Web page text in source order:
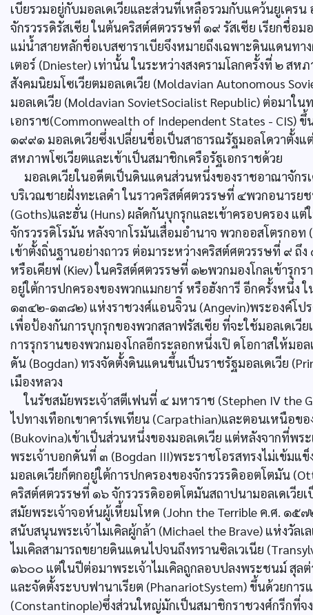
เบียรวมอยู่กับมอลเดเวียและส่วนที่เหลือรวมกับแคว้นยูเครน
จักรวรรดิรัสเซีย ในต้นคริสต์ศตวรรษที่ ๑๙ รัสเซีย เรียกชื่อ
แม่น้ำสายหลักชื่อเบสซาราเบียจึงหมายถึงเฉพาะดินแดนท
เตอร์ (Dniester) เท่านั้น ในระหว่างสงครามโลกครั้งที่ ๒ ส
สังคมนิยมโซเวียตมอลเดเวีย (Moldavian Autonomous
มอลเดเวีย (Moldavian SovietSocialist Republic) ต่อมาใ
เอกราช(Commonwealth of Independent States - CIS)
๑๙๙๑ มอลเดเวียซึ่งเปลี่ยนชื่อเป็นสาธารณรัฐมอลโดวาตั้
สหภาพโซเวียตและเข้าเป็นสมาชิกเครือรัฐเอกราชด้วย
มอลเดเวียในอดีตเป็นดินแดนส่วนหนึ่งของราชอาณาจักร
บริเวณชายฝั่งทะเลดำ ในราวคริสต์ศตวรรษที่ ๔พวกอนารยช
(Goths)และฮั่น (Huns) ผลัดกันบุกรุกและเข้าครอบครอง
จักรวรรดิโรมัน หลังจากโรมันเสื่อมอำนาจ พวกออสโตรกอ
เข้าตั้งถิ่นฐานอย่างถาวร ต่อมาระหว่างคริสต์ศตวรรษที่ ๙ ถึ
หรือเคียฟ (Kiev) ในคริสต์ศตวรรษที่ ๑๒พวกมองโกลเข้ารุก
อยู่ใต้การปกครองของพวกแมกยาร์ หรือฮังการี อีกครั้งหนึ่ง
๑๓๔๒-๑๓๘๒) แห่งราชวงศ์แอนจิิวน (Angevin)พระองค์โป
เพื่อป้องกันการบุกรุกของพวกสลาฟรัสเซีย ที่จะใช้มอลเดเ
การรุกรานของพวกมองโกลอีกระลอกหนึ่งเปิ ดโอกาสให้มอ
ดัน (Bogdan) ทรงจัดตั้งดินแดนขึ้นเป็นราชรัฐมอลเดเวีย
เมืองหลวง
ในรัชสมัยพระเจ้าสตีเฟนที่ ๔ มหาราช (Stephen IV the
ไปทางเทือกเขาคาร์เพเทียน (Carpathian)และตอนเหนือข
(Bukovina)เข้าเป็นส่วนหนึ่งของมอลเดเวีย แต่หลังจากที่พ
พระเจ้าบอกดันที่ ๓ (Bogdan III)พระราชโอรสทรงไม่เข้มแ
มอลเดเวียก็ตกอยู่ใต้การปกครองของจักรวรรดิออตโตมัน
คริสต์ศตวรรษที่ ๑๖ จักรวรรดิออตโตมันสถาปนามอลเดเวีย
สมัยพระเจ้าจอห์นผู้เหี้ยมโหด (John the Terrible ค.ศ. ๑๕
สนับสนุนพระเจ้าไมเคิลผู้กล้า (Michael the Brave) แห่งวัล
ไมเคิลสามารถขยายดินแดนไปจนถึงทรานซิลเวเนีย
๑๖๐๐ แต่ในปีต่อมาพระเจ้าไมเคิลถูกลอบปลงพระชนม์ สุล
และจัดตั้งระบบฟานาเรียต (PhanariotSystem) ขึ้นด้วยกา
(Constantinople)ซึ่งส่วนใหญ่มักเป็นสมาชิกราชวงศ์กรีกที่จ